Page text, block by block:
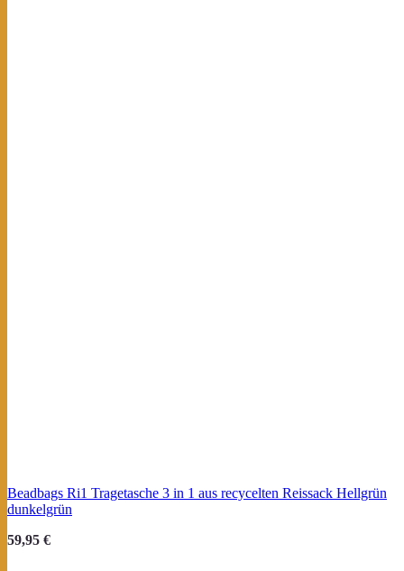
Beadbags Ri1 Tragetasche 3 in 1 aus recycelten Reissack Hellgrün
dunkelgrün
59,95 €